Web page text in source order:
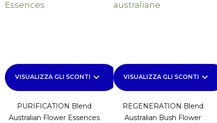
VISUALIZZA GLI SCONTI keyboard_arrow_down
PURIFICATION Blend
Australian Flower Essences
VISUALIZZA GLI SCONTI keyboard_arrow_down
REGENERATION Blend
Australian Bush Flower